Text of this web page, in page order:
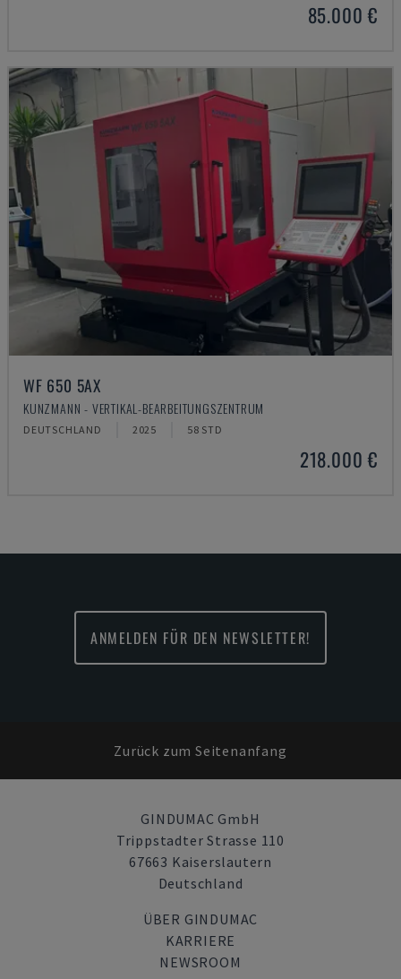
85.000 €
WF 650 5AX
KUNZMANN - VERTIKAL-BEARBEITUNGSZENTRUM
DEUTSCHLAND 2025 58 STD
218.000 €
ANMELDEN FÜR DEN NEWSLETTER!
Zurück zum Seitenanfang
GINDUMAC GmbH
Trippstadter Strasse 110
67663 Kaiserslautern
Deutschland
ÜBER GINDUMAC
KARRIERE
NEWSROOM